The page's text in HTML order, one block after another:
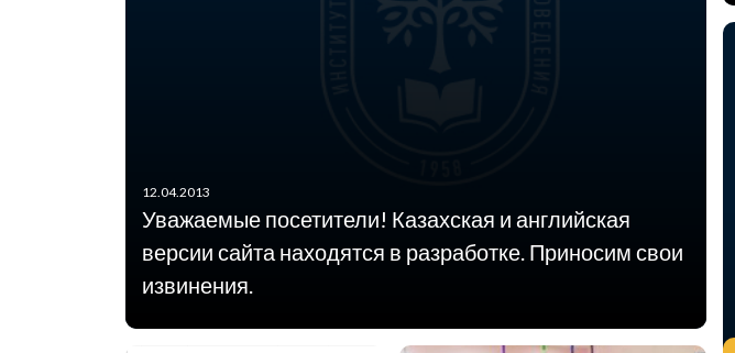
12.04.2013
Уважаемые посетители! Казахская и английская
версии сайта находятся в разработке. Приносим свои
извинения.